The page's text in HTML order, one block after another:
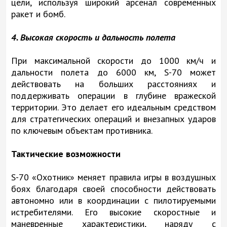
цели, используя широкий арсенал современных
ракет и бомб.
4. Высокая скорость и дальность полета
При максимальной скорости до 1000 км/ч и
дальности полета до 6000 км, S-70 может
действовать на больших расстояниях и
поддерживать операции в глубине вражеской
территории. Это делает его идеальным средством
для стратегических операций и внезапных ударов
по ключевым объектам противника.
Тактические возможности
S-70 «Охотник» меняет правила игры в воздушных
боях благодаря своей способности действовать
автономно или в координации с пилотируемыми
истребителями. Его высокие скоростные и
маневренные характеристики, наряду с